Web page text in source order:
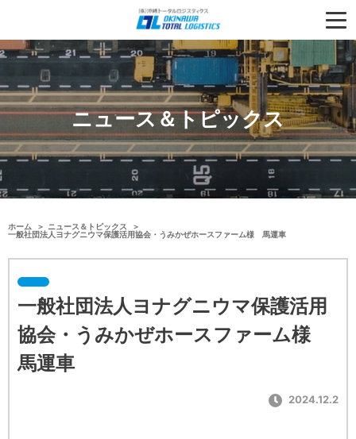
ニュース＆トピックス
ホーム
ニュース＆トピックス
一般社団法人ヨナグニウマ保護活用協会・うみかぜホースファーム様 馬運車
一般社団法人ヨナグニウマ保護活用
協会・うみかぜホースファーム様
馬運車
2024.12.2